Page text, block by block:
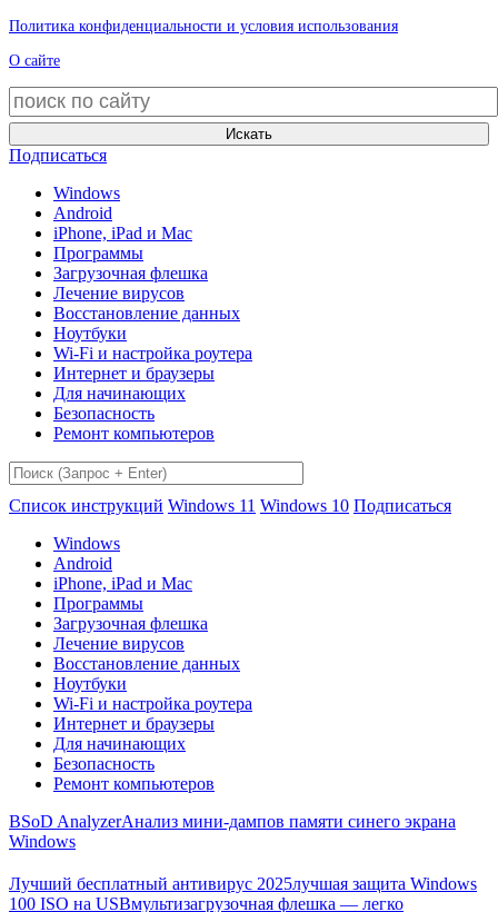
Политика конфиденциальности и условия использования
О сайте
Искать
Подписаться
Windows
Android
iPhone, iPad и Mac
Программы
Загрузочная флешка
Лечение вирусов
Восстановление данных
Ноутбуки
Wi-Fi и настройка роутера
Интернет и браузеры
Для начинающих
Безопасность
Ремонт компьютеров
Список инструкций Windows 11 Windows 10 Подписаться
Windows
Android
iPhone, iPad и Mac
Программы
Загрузочная флешка
Лечение вирусов
Восстановление данных
Ноутбуки
Wi-Fi и настройка роутера
Интернет и браузеры
Для начинающих
Безопасность
Ремонт компьютеров
BSoD AnalyzerАнализ мини-дампов памяти синего экрана
Windows
Лучший бесплатный антивирус 2025лучшая защита Windows
100 ISO на USBмультизагрузочная флешка — легко